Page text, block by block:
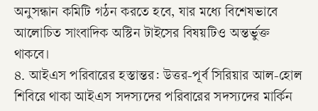
অনুসন্ধান কমিটি গঠন করতে হবে, যার মধ্যে বিশেষভাবে
আলোচিত সাংবাদিক অস্টিন টাইসের বিষয়টিও অন্তর্ভুক্ত
থাকবে।
৪. আইএস পরিবারের হস্তান্তর: উত্তর-পূর্ব সিরিয়ার আল-হোল
শিবিরে থাকা আইএস সদস্যদের পরিবারের সদস্যদের মার্কিন